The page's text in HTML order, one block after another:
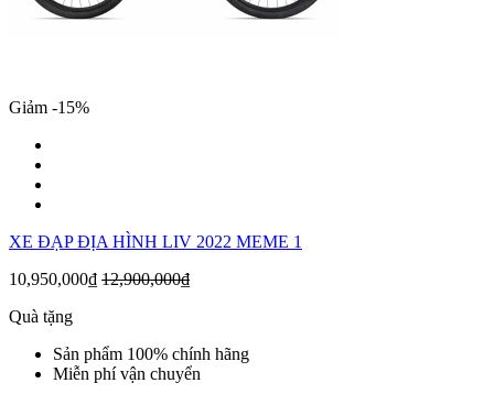
Giảm -15%
XE ĐẠP ĐỊA HÌNH LIV 2022 MEME 1
10,950,000₫ 12,900,000₫
Quà tặng
Sản phẩm 100% chính hãng
Miễn phí vận chuyển